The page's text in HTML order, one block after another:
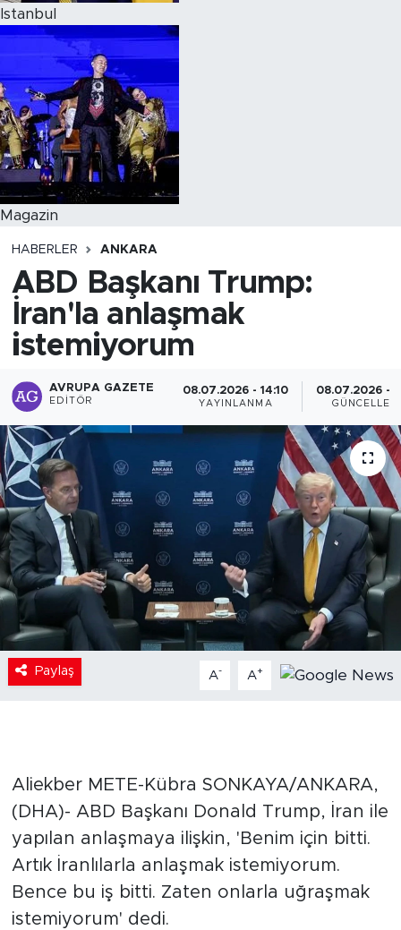
Istanbul
Magazin
HABERLER ANKARA
ABD Başkanı Trump:
İran'la anlaşmak
istemiyorum
AVRUPA GAZETE
EDITÖR
08.07.2026 - 14:10
YAYINLANMA
08.07.2026 -
Paylaş A- A+
Aliekber METE-Kübra SONKAYA/ANKARA,
(DHA)- ABD Başkanı Donald Trump, İran ile
yapılan anlaşmaya ilişkin, 'Benim için bitti.
Artık İranlılarla anlaşmak istemiyorum.
Bence bu iş bitti. Zaten onlarla uğraşmak
istemiyorum' dedi.